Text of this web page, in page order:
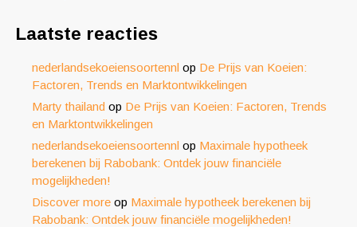
Laatste reacties
nederlandsekoeiensoortennl op De Prijs van Koeien:
Factoren, Trends en Marktontwikkelingen
Marty thailand op De Prijs van Koeien: Factoren, Trends
en Marktontwikkelingen
nederlandsekoeiensoortennl op Maximale hypotheek
berekenen bij Rabobank: Ontdek jouw financiële
mogelijkheden!
Discover more op Maximale hypotheek berekenen bij
Rabobank: Ontdek jouw financiële mogelijkheden!